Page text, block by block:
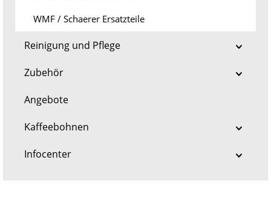
WMF / Schaerer Ersatzteile
Reinigung und Pflege
Zubehör
Angebote
Kaffeebohnen
Infocenter